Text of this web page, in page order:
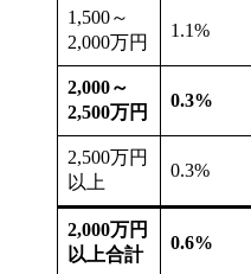
1,500～
2,000万円
1.1%
2,000～
2,500万円
0.3%
2,500万円
以上
0.3%
2,000万円
以上合計
0.6%